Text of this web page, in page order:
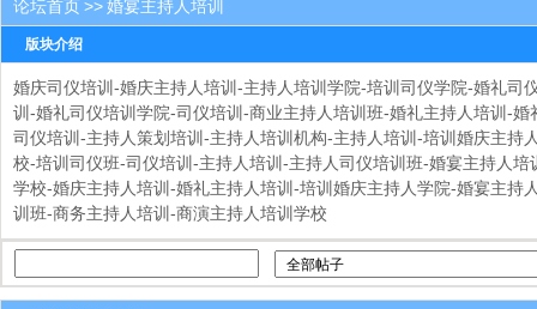
论坛首页>>婚宴主持人培训
版块介绍
婚庆司仪培训-婚庆主持人培训-主持人培训学院-培训司仪学院-婚礼司
训-婚礼司仪培训学院-司仪培训-商业主持人培训班-婚礼主持人培训-婚
司仪培训-主持人策划培训-主持人培训机构-主持人培训-培训婚庆主持
校-培训司仪班-司仪培训-主持人培训-主持人司仪培训班-婚宴主持人培
学校-婚庆主持人培训-婚礼主持人培训-培训婚庆主持人学院-婚宴主持
训班-商务主持人培训-商演主持人培训学校